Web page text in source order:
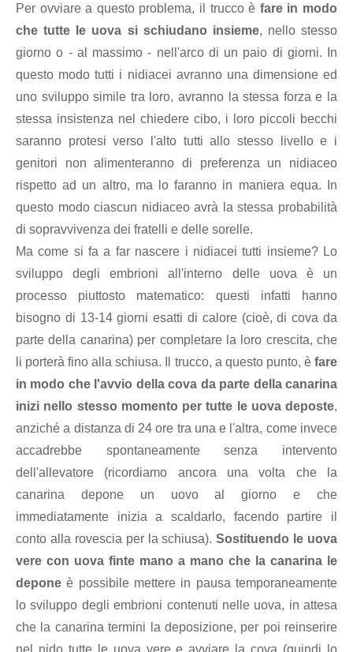
Per ovviare a questo problema, il trucco è fare in modo
che tutte le uova si schiudano insieme, nello stesso
giorno o - al massimo - nell'arco di un paio di giorni. In
questo modo tutti i nidiacei avranno una dimensione ed
uno sviluppo simile tra loro, avranno la stessa forza e la
stessa insistenza nel chiedere cibo, i loro piccoli becchi
saranno protesi verso l'alto tutti allo stesso livello e i
genitori non alimenteranno di preferenza un nidiaceo
rispetto ad un altro, ma lo faranno in maniera equa. In
questo modo ciascun nidiaceo avrà la stessa probabilità
di sopravvivenza dei fratelli e delle sorelle.
Ma come si fa a far nascere i nidiacei tutti insieme? Lo
sviluppo degli embrioni all'interno delle uova è un
processo piuttosto matematico: questi infatti hanno
bisogno di 13-14 giorni esatti di calore (cioè, di cova da
parte della canarina) per completare la loro crescita, che
li porterà fino alla schiusa. Il trucco, a questo punto, è fare
in modo che l'avvio della cova da parte della canarina
inizi nello stesso momento per tutte le uova deposte,
anziché a distanza di 24 ore tra una e l'altra, come invece
accadrebbe spontaneamente senza intervento
dell'allevatore (ricordiamo ancora una volta che la
canarina depone un uovo al giorno e che
immediatamente inizia a scaldarlo, facendo partire il
conto alla rovescia per la schiusa).Sostituendo le uova
vere con uova finte mano a mano che la canarina le
depone è possibile mettere in pausa temporaneamente
lo sviluppo degli embrioni contenuti nelle uova, in attesa
che la canarina termini la deposizione, per poi reinserire
nel nido tutte le uova vere e avviare la cova (quindi lo